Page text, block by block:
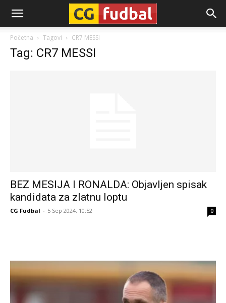
CG-
Fudbal
Početna Tagovi CR7 MESSI
Tag: CR7 MESSI
BEZ MESIJA I RONALDA: Objavljen spisak
kandidata za zlatnu loptu
CG Fudbal - 5 Sep 2024. 10:52 0